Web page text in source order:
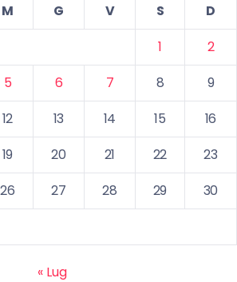
M G V S
D
1
2
5 6 7 8
9
12 13 14 15
16
19 20 21 22
23
26 27 28 29
30
« Lug